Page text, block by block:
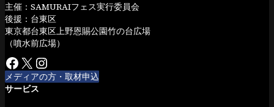
主催：SAMURAIフェス実行委員会
後援：台東区
東京都台東区上野恩賜公園竹の台広場
（噴水前広場）
Facebook X Instagram
メディアの方・取材申込
サービス